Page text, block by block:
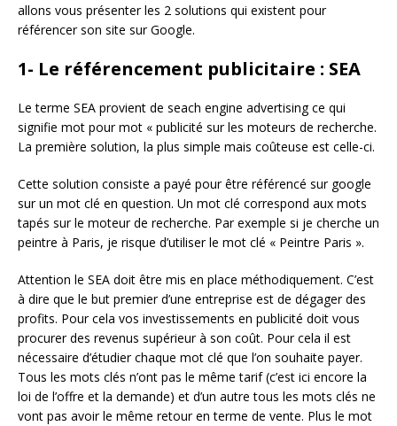
allons vous présenter les 2 solutions qui existent pour
référencer son site sur Google.
1- Le référencement publicitaire : SEA
Le terme SEA provient de seach engine advertising ce qui
signifie mot pour mot « publicité sur les moteurs de recherche.
La première solution, la plus simple mais coûteuse est celle-ci.
Cette solution consiste a payé pour être référencé sur google
sur un mot clé en question. Un mot clé correspond aux mots
tapés sur le moteur de recherche. Par exemple si je cherche un
peintre à Paris, je risque d’utiliser le mot clé « Peintre Paris ».
Attention le SEA doit être mis en place méthodiquement. C’est
à dire que le but premier d’une entreprise est de dégager des
profits. Pour cela vos investissements en publicité doit vous
procurer des revenus supérieur à son coût. Pour cela il est
nécessaire d’étudier chaque mot clé que l’on souhaite payer.
Tous les mots clés n’ont pas le même tarif (c’est ici encore la
loi de l’offre et la demande) et d’un autre tous les mots clés ne
vont pas avoir le même retour en terme de vente. Plus le mot